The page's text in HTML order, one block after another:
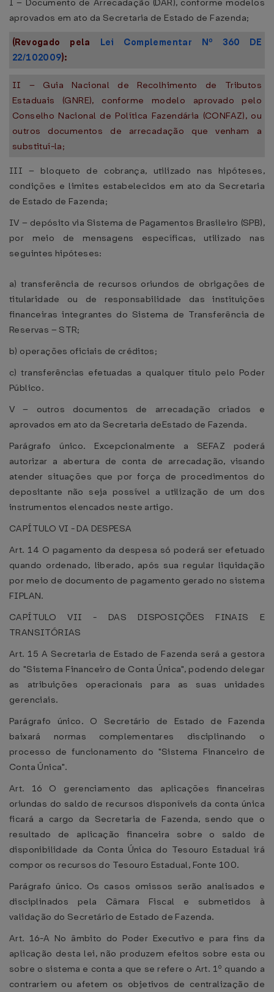
I – Documento de Arrecadação (DAR), conforme modelos
aprovados em ato da Secretaria de Estado de Fazenda;
(Revogado pela Lei Complementar Nº 360 DE
22/102009):
II – Guia Nacional de Recolhimento de Tributos
Estaduais (GNRE), conforme modelo aprovado pelo
Conselho Nacional de Política Fazendária (CONFAZ), ou
outros documentos de arrecadação que venham a
substituí-la;
III – bloqueto de cobrança, utilizado nas hipóteses,
condições e limites estabelecidos em ato da Secretaria
de Estado de Fazenda;
IV – depósito via Sistema de Pagamentos Brasileiro (SPB),
por meio de mensagens específicas, utilizado nas
seguintes hipóteses:
a) transferência de recursos oriundos de obrigações de
titularidade ou de responsabilidade das instituições
financeiras integrantes do Sistema de Transferência de
Reservas – STR;
b) operações oficiais de créditos;
c) transferências efetuadas a qualquer título pelo Poder
Público.
V – outros documentos de arrecadação criados e
aprovados em ato da Secretaria deEstado de Fazenda.
Parágrafo único. Excepcionalmente a SEFAZ poderá
autorizar a abertura de conta de arrecadação, visando
atender situações que por força de procedimentos do
depositante não seja possível a utilização de um dos
instrumentos elencados neste artigo.
CAPÍTULO VI - DA DESPESA
Art. 14 O pagamento da despesa só poderá ser efetuado
quando ordenado, liberado, após sua regular liquidação
por meio de documento de pagamento gerado no sistema
FIPLAN.
CAPÍTULO VII - DAS DISPOSIÇÕES FINAIS E
TRANSITÓRIAS
Art. 15 A Secretaria de Estado de Fazenda será a gestora
do "Sistema Financeiro de Conta Única", podendo delegar
as atribuições operacionais para as suas unidades
gerenciais.
Parágrafo único. O Secretário de Estado de Fazenda
baixará normas complementares disciplinando o
processo de funcionamento do "Sistema Financeiro de
Conta Única".
Art. 16 O gerenciamento das aplicações financeiras
oriundas do saldo de recursos disponíveis da conta única
ficará a cargo da Secretaria de Fazenda, sendo que o
resultado de aplicação financeira sobre o saldo de
disponibilidade da Conta Única do Tesouro Estadual irá
compor os recursos do Tesouro Estadual, Fonte 100.
Parágrafo único. Os casos omissos serão analisados e
disciplinados pela Câmara Fiscal e submetidos à
validação do Secretário de Estado de Fazenda.
Art. 16-A No âmbito do Poder Executivo e para fins da
aplicação desta lei, não produzem efeitos sobre esta ou
sobre o sistema e conta a que se refere o Art. 1º quando a
contrariem ou afetem os objetivos de centralização de